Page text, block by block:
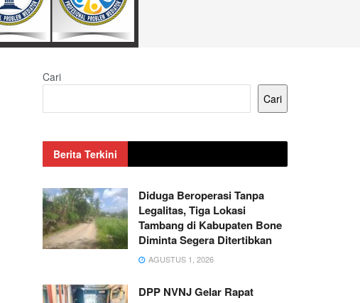
Cari
Cari
Berita Terkini
Diduga Beroperasi Tanpa
Legalitas, Tiga Lokasi
Tambang di Kabupaten Bone
Diminta Segera Ditertibkan
AGUSTUS 1, 2026
DPP NVNJ Gelar Rapat